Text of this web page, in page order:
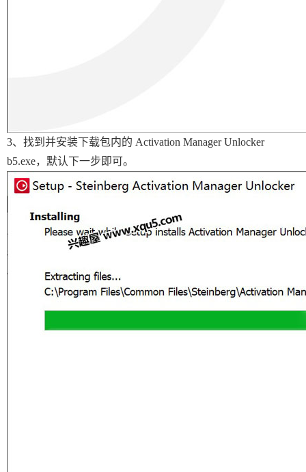
3、找到并安装下载包内的 Activation Manager Unlocker
b5.exe，默认下一步即可。